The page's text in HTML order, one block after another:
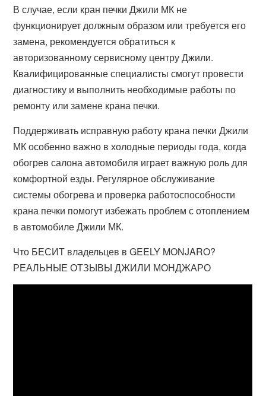
В случае, если кран печки Джили МК не
функционирует должным образом или требуется его
замена, рекомендуется обратиться к
авторизованному сервисному центру Джили.
Квалифицированные специалисты смогут провести
диагностику и выполнить необходимые работы по
ремонту или замене крана печки.
Поддерживать исправную работу крана печки Джили
МК особенно важно в холодные периоды года, когда
обогрев салона автомобиля играет важную роль для
комфортной езды. Регулярное обслуживание
системы обогрева и проверка работоспособности
крана печки помогут избежать проблем с отоплением
в автомобиле Джили МК.
Что БЕСИТ владельцев в GEELY MONJARO?
РЕАЛЬНЫЕ ОТЗЫВЫ ДЖИЛИ МОНДЖАРО